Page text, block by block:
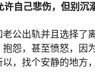
许自己悲伤，但别沉
老公出轨并且选择了
抱怨，甚至愤怒，因
以，找个安静的地方